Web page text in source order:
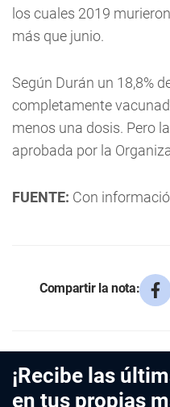
los cuales 2019
más que junio.
Según Durán un 18,8%
completamente
menos una dosis. Pero
aprobada por la
FUENTE: Con
Compartir la nota:
¡Recibe las
en tus propias